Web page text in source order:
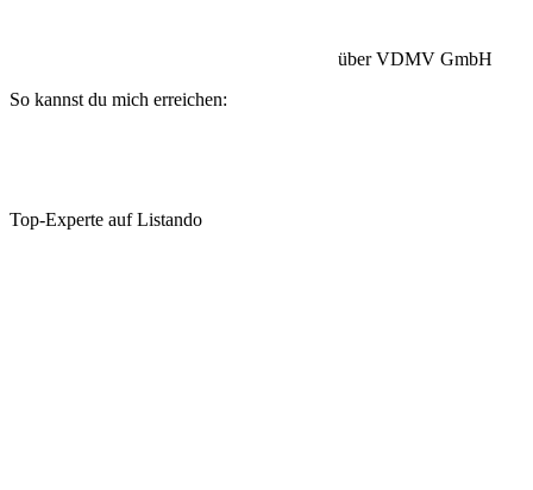
über VDMV GmbH
So kannst du mich erreichen:
Top-Experte auf Listando